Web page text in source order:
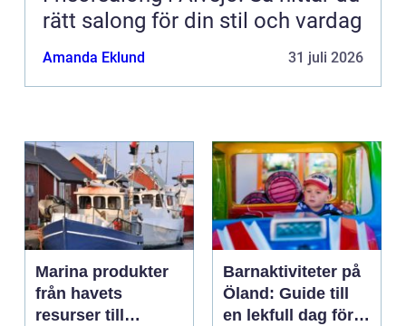
rätt salong för din stil och vardag
Amanda Eklund 31 juli 2026
Marina produkter
från havets
resurser till
Barnaktiviteter på
Öland: Guide till
en lekfull dag för